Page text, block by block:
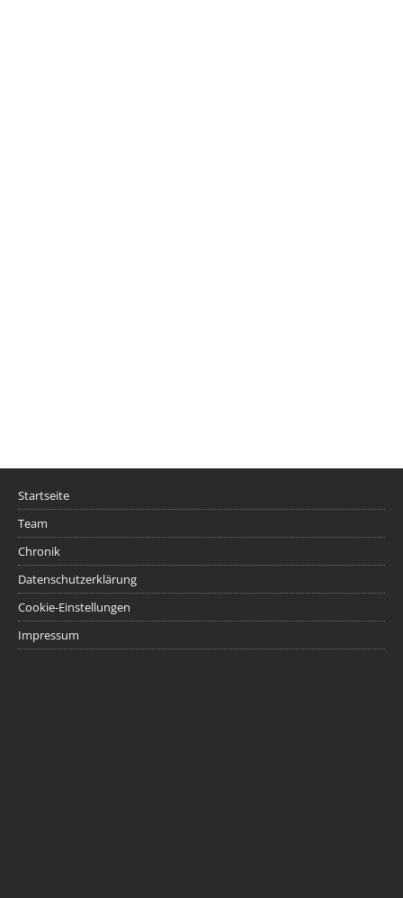
Startseite
Team
Chronik
Datenschutzerklärung
Cookie-Einstellungen
Impressum